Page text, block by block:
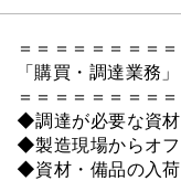
＝＝＝＝＝＝＝＝
「購買・調達業務
＝＝＝＝＝＝＝＝
◆調達が必要な資
◆製造現場からオ
◆資材・備品の入荷